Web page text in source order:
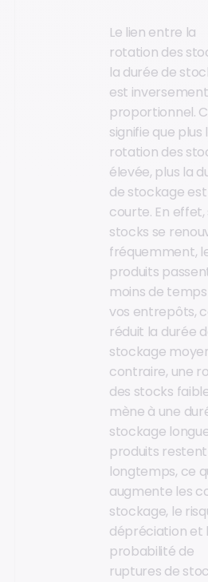
Le lien entre la
rotation des
la durée de
est inversement
proportionnel.
signifie que plus
rotation des
élevée, plus la
de stockage est
courte. En effet,
stocks se
fréquemment,
produits
moins de
vos entrepôts,
réduit la durée
stockage
contraire, une
des stocks
mène à une
stockage
produits
longtemps, ce
augmente les
stockage, le
dépréciation et
probabilité de
ruptures de